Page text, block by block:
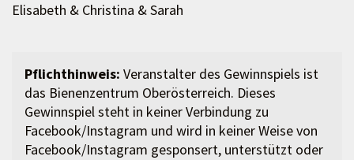
Elisabeth & Christina & Sarah
Pflichthinweis: Veranstalter des Gewinnspiels ist
das Bienenzentrum Oberösterreich. Dieses
Gewinnspiel steht in keiner Verbindung zu
Facebook/Instagram und wird in keiner Weise von
Facebook/Instagram gesponsert, unterstützt oder